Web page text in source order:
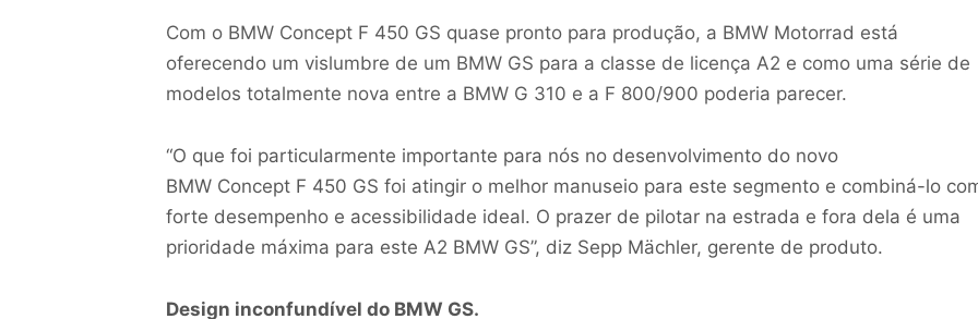
Com o BMW Concept F 450 GS quase pronto para produção, a BMW Motorrad está
oferecendo um vislumbre de um BMW GS para a classe de licença A2 e como uma série de
modelos totalmente nova entre a BMW G 310 e a F 800/900 poderia parecer.
“O que foi particularmente importante para nós no desenvolvimento do novo
BMW Concept F 450 GS foi atingir o melhor manuseio para este segmento e combiná-lo
forte desempenho e acessibilidade ideal. O prazer de pilotar na estrada e fora dela é uma
prioridade máxima para este A2 BMW GS”, diz Sepp Mächler, gerente de produto.
Design inconfundível do BMW GS.